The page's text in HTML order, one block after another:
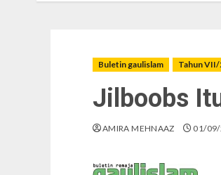
Buletin gaulislam Tahun
Jilboobs
AMIRA MEHNAAZ 01/